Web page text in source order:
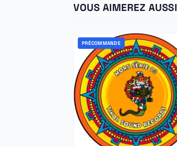
VOUS AIMEREZ AUSSI
PRÉCOMMANDE